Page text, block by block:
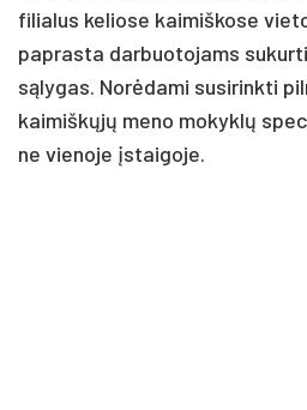
filialus keliose kaimiškose
paprasta darbuotojams
sąlygas. Norėdami susirinkti
kaimiškųjų meno mokyklų
ne vienoje įstaigoje.